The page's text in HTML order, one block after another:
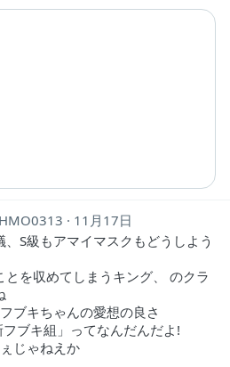
11月17日
S級もアマイマスクもどうしよう
とを収めてしまうキング、 のクラ
ブキちゃんの愛想の良さ
ブキ組」ってなんだんだよ!
じゃねえか